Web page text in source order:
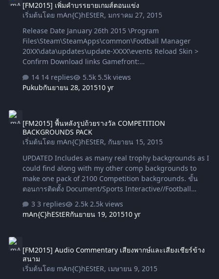
South England Cups - FA Cup, League Cup, FA
Community Shield, Johnstones Paint Trophy Finland
Veikkausliiga France Ligue 1 + Ligue 2, Championnat de
France Amateur National (3.Liga), CFA A-D (4. Liga)
France Trophée des Ch…
[FM2015] เพิ่มคำบรรยายเกมส์ตอนแข่ง
เริ่มต้นโดย mAn{C}hEStER, มกราคม 27, 2015
Release Date January 26th 2015 \Program
Files\Steam\SteamApps\common\Football Manager
20XX\data\updates\update-XXXX\events Reload Skin >
Confirm Download links Gamefront:
Sendspace: https://www.sendspace.com/file/gvum7e
MediaFire: https://www.mediafire.com/?
14 replies
5.5k views
Pukubกันยายน 28, 201510 yr
[FM2015] พื้นหลังรูปถ้วยรางวัล COMPETITION
BACKGROUNDS PACK
เริ่มต้นโดย mAn{C}hEStER, กันยายน 15, 2015
UPDATED Includes as many real trophy backgrounds as I
could find along with my other comp backgrounds to
make one pack of 2100 Competition backgrounds. ขั้น
ตอนการติดตั้ง Document/Sports Interactive//Football
Clear Caches และติ๊กถูกที่โชว์แบ๊คกราวน์ในเกมส์ด้วย
Download Darrell Sykes
3 replies
2.5k views
mAn{C}hEStERกันยายน 19, 201510 yr
[FM2015] Audio Commentary เสียงพากษ์และเสียงเชียร์ข้าง
สนาม
เริ่มต้นโดย mAn{C}hEStER, เมษายน 9, 2015